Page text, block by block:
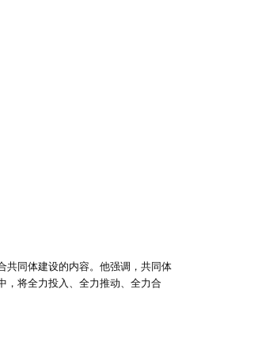
共同体建设的内容。他强调，共同体
，将全力投入、全力推动、全力合